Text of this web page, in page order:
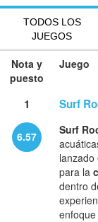
TODOS LOS
JUEGOS
Nota y
puesto
Juego
1 Surf
6.57 Surf
para la
dentro